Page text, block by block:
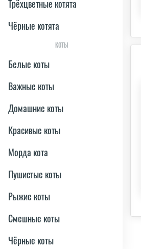
Трёхцветные котята
Чёрные котята
КОТЫ
Белые коты
Важные коты
Домашние коты
Красивые коты
Морда кота
Пушистые коты
Рыжие коты
Смешные коты
Чёрные коты